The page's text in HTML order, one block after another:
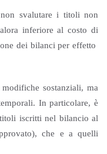
svalutare i titoli non
inferiore al costo di
dei bilanci per effetto
sostanziali, ma
In particolare, è
iscritti nel bilancio al
che e a quelli